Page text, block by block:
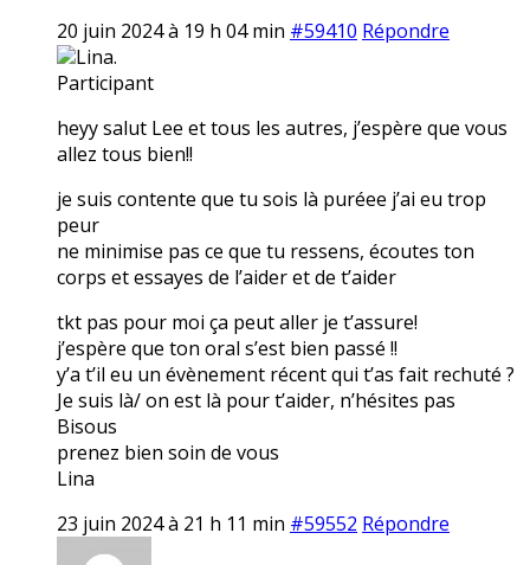
20 juin 2024 à 19 h 04 min #59410 Répondre
Lina.
Participant
heyy salut Lee et tous les autres, j’espère que vous
allez tous bien!!
je suis contente que tu sois là puréee j’ai eu trop
peur
ne minimise pas ce que tu ressens, écoutes ton
corps et essayes de l’aider et de t’aider
tkt pas pour moi ça peut aller je t’assure!
j’espère que ton oral s’est bien passé !!
y’a t’il eu un évènement récent qui t’as fait rechuté ?
Je suis là/ on est là pour t’aider, n’hésites pas
Bisous
prenez bien soin de vous
Lina
23 juin 2024 à 21 h 11 min #59552 Répondre